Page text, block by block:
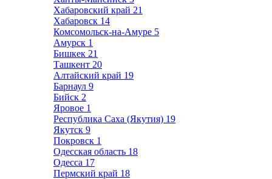
Хабаровский край 21
Хабаровск 14
Комсомольск-на-Амуре 5
Амурск 1
Бишкек 21
Ташкент 20
Алтайский край 19
Барнаул 9
Бийск 2
Яровое 1
Республика Саха (Якутия) 19
Якутск 9
Покровск 1
Одесская область 18
Одесса 17
Пермский край 18